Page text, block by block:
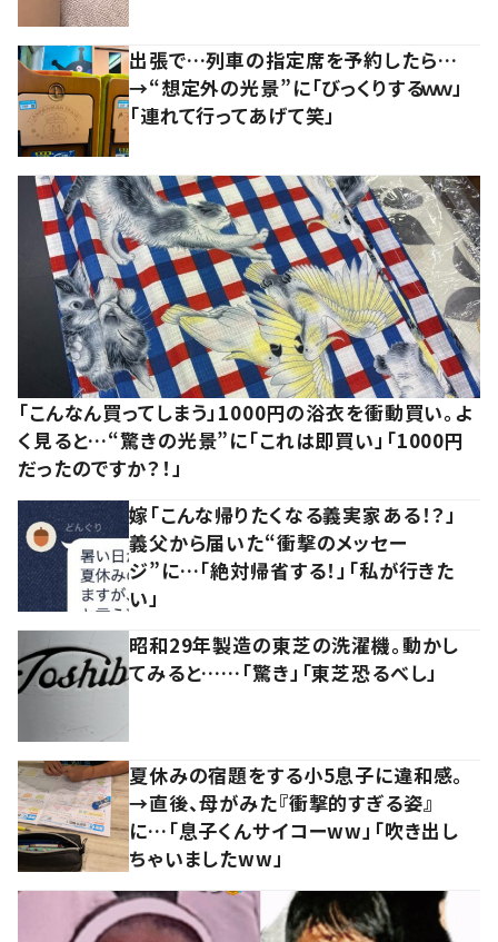
出張で…列車の指定席を予約したら…
→“想定外の光景”に「びっくりするｗｗ」
「連れて行ってあげて笑」
「こんなん買ってしまう」1000円の浴衣を衝動買い。よ
く見ると…“驚きの光景”に「これは即買い」「1000円
だったのですか？！」
嫁「こんな帰りたくなる義実家ある！？」
義父から届いた“衝撃のメッセー
ジ”に…「絶対帰省する！」「私が行きた
い」
昭和29年製造の東芝の洗濯機。動かし
てみると……「驚き」「東芝恐るべし」
夏休みの宿題をする小5息子に違和感。
→直後、母がみた『衝撃的すぎる姿』
に…「息子くんサイコーww」「吹き出し
ちゃいましたww」